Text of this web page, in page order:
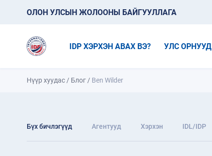
ОЛОН УЛСЫН ЖОЛООНЫ БАЙГУУЛЛАГА
IDP ХЭРХЭН АВАХ ВЭ? УЛС ОРНУУД
Нүүр хуудас / Блог / Ben Wilder
Бүх бичлэгүүд Агентууд Хэрхэн IDL/IDP